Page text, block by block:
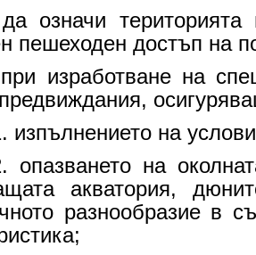
означи
пешеходен достъп на
изработване на
изпълнението на
опазването на
акватория,
разнообразие в